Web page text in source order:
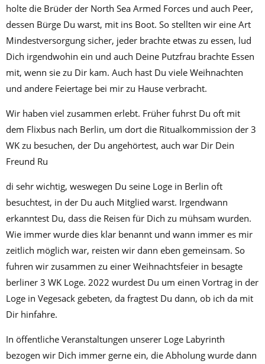
holte die Brüder der North Sea Armed Forces und auch Peer,
dessen Bürge Du warst, mit ins Boot. So stellten wir eine Art
Mindestversorgung sicher, jeder brachte etwas zu essen, lud
Dich irgendwohin ein und auch Deine Putzfrau brachte Essen
mit, wenn sie zu Dir kam. Auch hast Du viele Weihnachten
und andere Feiertage bei mir zu Hause verbracht.
Wir haben viel zusammen erlebt. Früher fuhrst Du oft mit
dem Flixbus nach Berlin, um dort die Ritualkommission der 3
WK zu besuchen, der Du angehörtest, auch war Dir Dein
Freund Ru
di sehr wichtig, weswegen Du seine Loge in Berlin oft
besuchtest, in der Du auch Mitglied warst. Irgendwann
erkanntest Du, dass die Reisen für Dich zu mühsam wurden.
Wie immer wurde dies klar benannt und wann immer es mir
zeitlich möglich war, reisten wir dann eben gemeinsam. So
fuhren wir zusammen zu einer Weihnachtsfeier in besagte
berliner 3 WK Loge. 2022 wurdest Du um einen Vortrag in der
Loge in Vegesack gebeten, da fragtest Du dann, ob ich da mit
Dir hinfahre.
In öffentliche Veranstaltungen unserer Loge Labyrinth
bezogen wir Dich immer gerne ein, die Abholung wurde dann